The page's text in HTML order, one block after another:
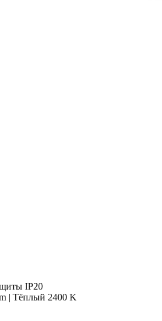
IP20
| Тёплый 2400 K